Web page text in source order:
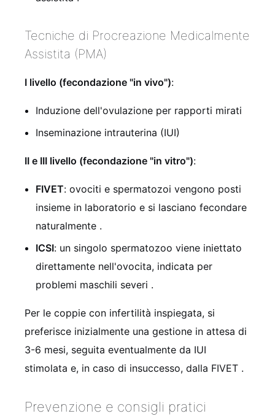
Tecniche di Procreazione Medicalmente
Assistita (PMA)
I livello (fecondazione "in vivo"):
Induzione dell'ovulazione per rapporti mirati
Inseminazione intrauterina (IUI)
II e III livello (fecondazione "in vitro"):
FIVET: ovociti e spermatozoi vengono posti
insieme in laboratorio e si lasciano fecondare
naturalmente .
ICSI: un singolo spermatozoo viene iniettato
direttamente nell'ovocita, indicata per
problemi maschili severi .
Per le coppie con infertilità inspiegata, si
preferisce inizialmente una gestione in attesa di
3-6 mesi, seguita eventualmente da IUI
stimolata e, in caso di insuccesso, dalla FIVET .
Prevenzione e consigli pratici